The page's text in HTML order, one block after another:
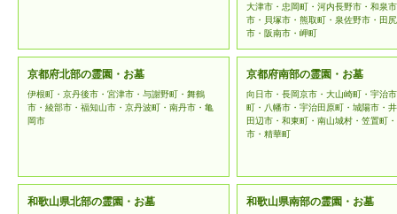
大津市・忠岡町・河内長野市・和泉
市・貝塚市・熊取町・泉佐野市・田
市・阪南市・岬町
京都府北部の霊園・お墓
伊根町・京丹後市・宮津市・与謝野町・舞鶴
市・綾部市・福知山市・京丹波町・南丹市・亀
岡市
京都府南部の霊園・お墓
向日市・長岡京市・大山崎町・宇治
町・八幡市・宇治田原町・城陽市・
田辺市・和東町・南山城村・笠置町
市・精華町
和歌山県北部の霊園・お墓 和歌山県南部の霊園・お墓